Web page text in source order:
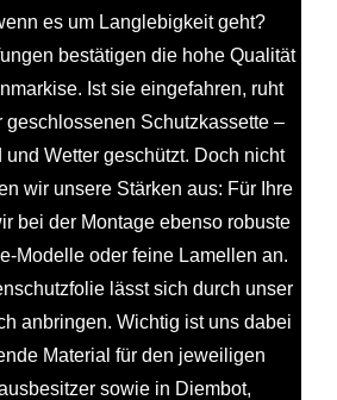
es um Langlebigkeit geht?
bestätigen die hohe Qualität
Ist sie eingefahren, ruht
geschlossenen Schutzkassette –
und Wetter geschützt. Doch nicht
wir unsere Stärken aus: Für Ihre
bei der Montage ebenso robuste
Modelle oder feine Lamellen an.
lässt sich durch unser
anbringen. Wichtig ist uns dabei
Material für den jeweiligen
sowie in Diembot,